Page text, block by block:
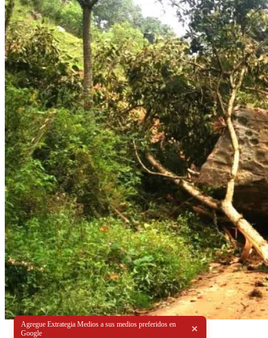
Agregue Extrategia Medios a sus medios preferidos en
Google
×